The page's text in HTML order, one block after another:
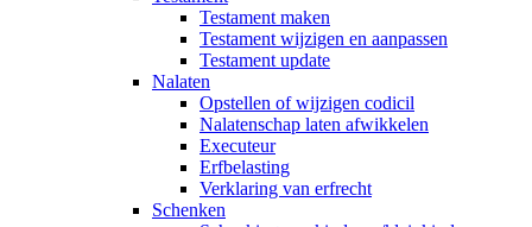
Testament maken
Testament wijzigen en aanpassen
Testament update
Nalaten
Opstellen of wijzigen codicil
Nalatenschap laten afwikkelen
Executeur
Erfbelasting
Verklaring van erfrecht
Schenken